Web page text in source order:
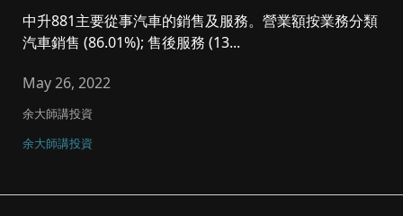
中升881主要從事汽車的銷售及服務。營業額按業務分類
汽車銷售 (86.01%); 售後服務 (13...
May 26, 2022
余大師講投資
余大師講投資